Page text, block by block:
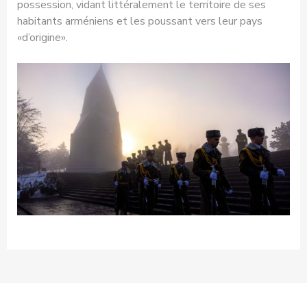
possession, vidant littéralement le territoire de ses
habitants arméniens et les poussant vers leur pays
«d’origine».